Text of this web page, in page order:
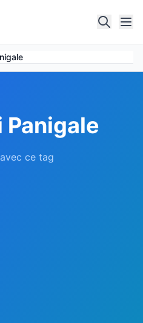
Panigale
ce tag